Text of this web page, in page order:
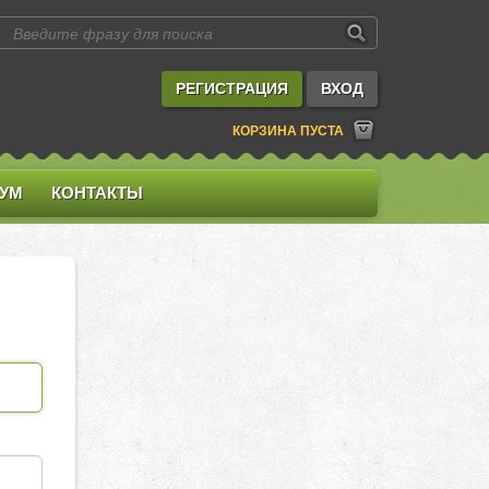
РЕГИСТРАЦИЯ ВХОД
КОРЗИНА ПУСТА
КОНТАКТЫ